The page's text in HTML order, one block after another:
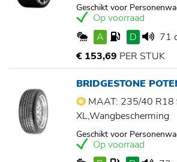
Geschikt voor
Op voorraad
A
D
71
€ 153,69 PER STUK
BRIDGESTONE
MAAT: 235/40 R18
XL,Wangbescherming
Geschikt voor
Op voorraad